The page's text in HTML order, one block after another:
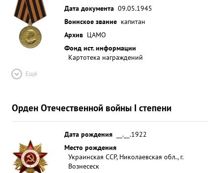
Дата документа 09.05.1945
Воинское звание капитан
Архив ЦАМО
Фонд ист. информации
Картотека награждений
Ещё
Орден Отечественной войны I степени
Дата рождения
__.__.1922
Место рождения
Украинская ССР, Николаевская обл., г.
Вознесеск